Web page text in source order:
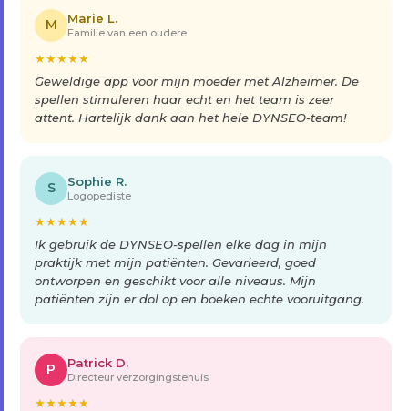
M Marie L.
Familie van een oudere
★★★★★
Geweldige app voor mijn moeder met Alzheimer. De
spellen stimuleren haar echt en het team is zeer
attent. Hartelijk dank aan het hele DYNSEO-team!
S Sophie R.
Logopediste
★★★★★
Ik gebruik de DYNSEO-spellen elke dag in mijn
praktijk met mijn patiënten. Gevarieerd, goed
ontworpen en geschikt voor alle niveaus. Mijn
patiënten zijn er dol op en boeken echte vooruitgang.
P Patrick D.
Directeur verzorgingstehuis
★★★★★